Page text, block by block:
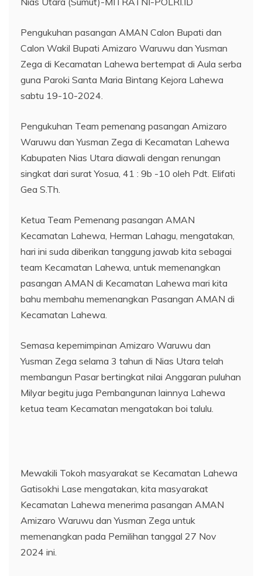
Pengukuhan pasangan AMAN Calon Bupati dan
Calon Wakil Bupati Amizaro Waruwu dan Yusman
Zega di Kecamatan Lahewa bertempat di Aula serba
guna Paroki Santa Maria Bintang Kejora Lahewa
sabtu 19-10-2024.
Pengukuhan Team pemenang pasangan Amizaro
Waruwu dan Yusman Zega di Kecamatan Lahewa
Kabupaten Nias Utara diawali dengan renungan
singkat dari surat Yosua, 41 : 9b -10 oleh Pdt. Elifati
Gea S.Th.
Ketua Team Pemenang pasangan AMAN
Kecamatan Lahewa, Herman Lahagu, mengatakan,
hari ini suda diberikan tanggung jawab kita sebagai
team Kecamatan Lahewa, untuk memenangkan
pasangan AMAN di Kecamatan Lahewa mari kita
bahu membahu memenangkan Pasangan AMAN di
Kecamatan Lahewa.
Semasa kepemimpinan Amizaro Waruwu dan
Yusman Zega selama 3 tahun di Nias Utara telah
membangun Pasar bertingkat nilai Anggaran puluhan
Milyar begitu juga Pembangunan lainnya Lahewa
ketua team Kecamatan mengatakan boi talulu.
Mewakili Tokoh masyarakat se Kecamatan Lahewa
Gatisokhi Lase mengatakan, kita masyarakat
Kecamatan Lahewa menerima pasangan AMAN
Amizaro Waruwu dan Yusman Zega untuk
memenangkan pada Pemilihan tanggal 27 Nov
2024 ini.